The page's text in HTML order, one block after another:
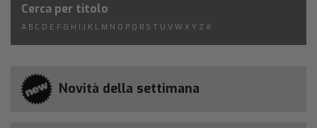
Cerca per titolo
A B C D E F G H I J K L M N O P Q R S T U V W X Y Z #
Novità della settimana